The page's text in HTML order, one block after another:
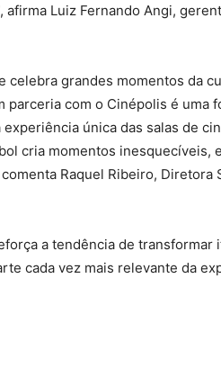
Luiz Fernando Angi,
celebra grandes momentos da
com o Cinépolis é uma
única das salas de
cria momentos inesquecíveis,
Raquel Ribeiro,
a tendência de transformar
cada vez mais relevante da